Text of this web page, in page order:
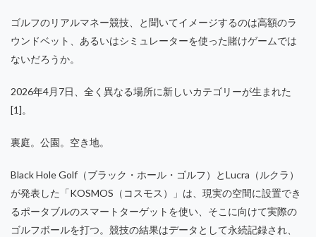
ゴルフのリアルマネー競技、と聞いてイメージするのは高額のラ
ウンドベット、あるいはシミュレーターを使った賭けゲームでは
ないだろうか。
2026年4月7日、全く異なる場所に新しいカテゴリーが生まれた
[1]。
裏庭。公園。空き地。
Black Hole Golf（ブラック・ホール・ゴルフ）とLucra（ルクラ）
が発表した「KOSMOS（コスモス）」は、現実の空間に設置でき
るポータブルのスマートターゲットを使い、そこに向けて実際の
ゴルフボールを打つ。競技の結果はデータとして永続記録され、